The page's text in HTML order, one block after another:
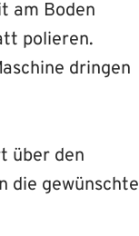
am Boden
polieren.
dringen
über den
die gewünschte